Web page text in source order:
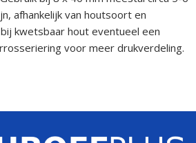
afhankelijk van houtsoort en
kwetsbaar hout eventueel een
voor meer drukverdeling.